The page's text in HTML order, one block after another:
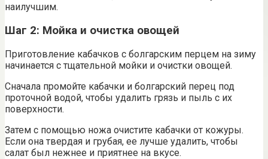
наилучшим.
Шаг 2: Мойка и очистка овощей
Приготовление кабачков с болгарским перцем на зиму
начинается с тщательной мойки и очистки овощей.
Сначала промойте кабачки и болгарский перец под
проточной водой, чтобы удалить грязь и пыль с их
поверхности.
Затем с помощью ножа очистите кабачки от кожуры.
Если она твердая и грубая, ее лучше удалить, чтобы
салат был нежнее и приятнее на вкусе.